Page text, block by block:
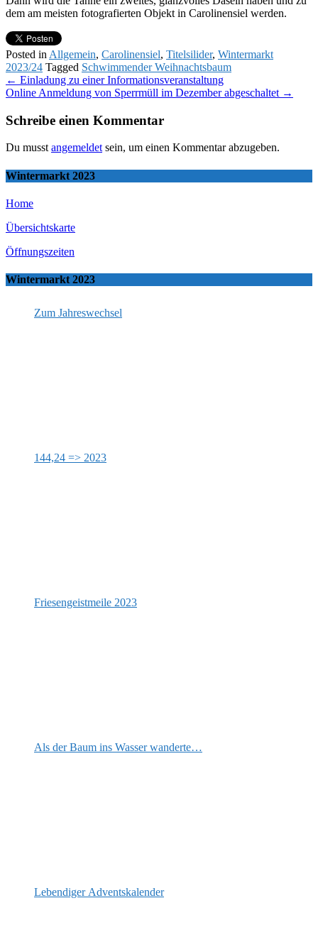
dem am meisten fotografierten Objekt in Carolinensiel werden.
Posted in Allgemein, Carolinensiel, Titelsilider, Wintermarkt
2023/24 Tagged Schwimmender Weihnachtsbaum
Post
navigation
← Einladung zu einer Informationsveranstaltung
Online Anmeldung von Sperrmüll im Dezember abgeschaltet →
Schreibe einen Kommentar
Du musst angemeldet sein, um einen Kommentar abzugeben.
Wintermarkt 2023
Home
Übersichtskarte
Öffnungszeiten
Wintermarkt 2023
Zum Jahreswechsel
144,24 => 2023
Friesengeistmeile 2023
Als der Baum ins Wasser wanderte…
Lebendiger Adventskalender